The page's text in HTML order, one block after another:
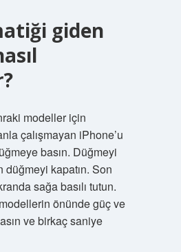
giden
modeller için
çalışmayan iPhone’u
basın. Düğmeyi
düğmeyi kapatın. Son
sağa basılı tutun.
önünde güç ve
ve birkaç saniye